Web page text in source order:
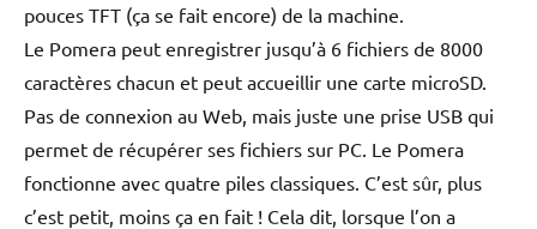
pouces TFT (ça se fait encore) de la machine.
Le Pomera peut enregistrer jusqu’à 6 fichiers de 8000
caractères chacun et peut accueillir une carte microSD.
Pas de connexion au Web, mais juste une prise USB qui
permet de récupérer ses fichiers sur PC. Le Pomera
fonctionne avec quatre piles classiques. C’est sûr, plus
c’est petit, moins ça en fait ! Cela dit, lorsque l’on a